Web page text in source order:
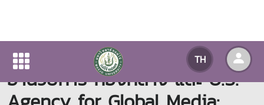
TH
สถานีวิทยุมหาวิทยาลัยแม่โจ้ งาน
อำนวยการ กองกลาง และ U.S.